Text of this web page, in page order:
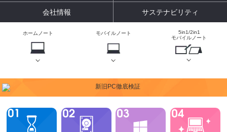
会社情報 サステナビリティ
ホームノート モバイルノート
5in1/2in1
モバイルノート